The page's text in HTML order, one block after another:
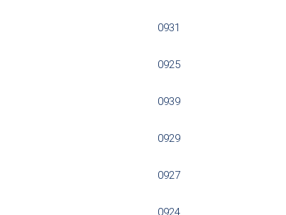
0931
0925
0939
0929
0927
0924